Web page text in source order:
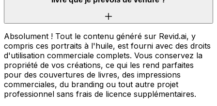
Absolument ! Tout le contenu généré sur Revid.ai, y
compris ces portraits à l'huile, est fourni avec des droits
d'utilisation commerciale complets. Vous conservez la
propriété de vos créations, ce qui les rend parfaites
pour des couvertures de livres, des impressions
commerciales, du branding ou tout autre projet
professionnel sans frais de licence supplémentaires.